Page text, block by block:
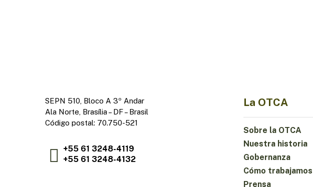
SEPN 510, Bloco A 3º Andar
Ala Norte, Brasília – DF – Brasil
Código postal: 70.750-521
+55 61 3248-4119
+55 61 3248-4132
La OTCA
Sobre la OTCA
Nuestra historia
Gobernanza
Cómo trabajamos
Prensa